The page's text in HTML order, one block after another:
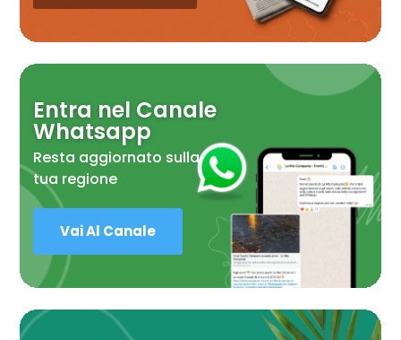
Entra nel Canale
Whatsapp
Resta aggiornato sulla
tua regione
Vai Al Canale